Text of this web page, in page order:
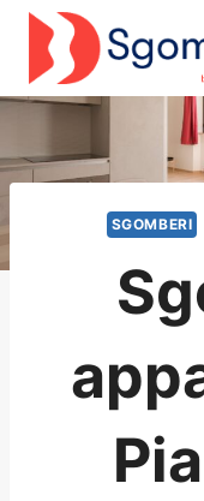
Salta
contenuto
SGOMBERI